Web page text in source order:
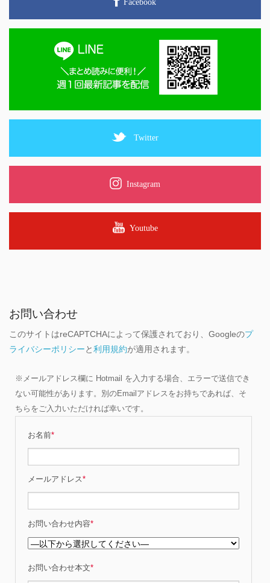
Facebook
Twitter
Instagram
Youtube
お問い合わせ
このサイトはreCAPTCHAによって保護されており、Googleのプ
ライバシーポリシーと利用規約が適用されます。
※メールアドレス欄に Hotmail を入力する場合、エラーで送信でき
ない可能性があります。別のEmailアドレスをお持ちであれば、そ
ちらをご入力いただければ幸いです。
お名前*
メールアドレス*
お問い合わせ内容*
お問い合わせ本文*